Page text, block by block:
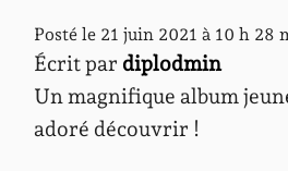
Posté le 21 juin 2021 à 10 h 28
Écrit par diplodmin
Un magnifique album
adoré découvrir !